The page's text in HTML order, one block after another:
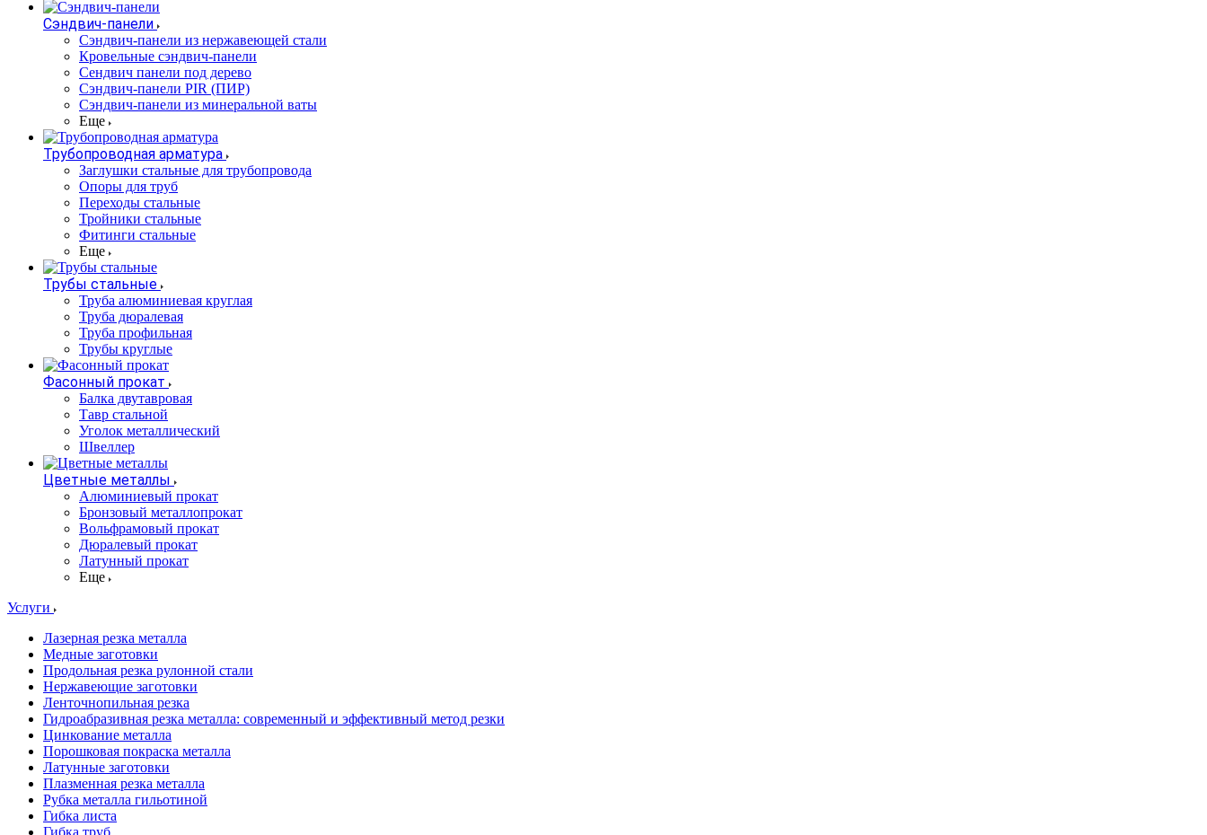
Сэндвич-панели
Cэндвич-панели из нержавеющей стали
Кровельные сэндвич-панели
Сендвич панели под дерево
Сэндвич-панели PIR (ПИР)
Сэндвич-панели из минеральной ваты
Еще
Трубопроводная арматура
Заглушки стальные для трубопровода
Опоры для труб
Переходы стальные
Тройники стальные
Фитинги стальные
Еще
Трубы стальные
Труба алюминиевая круглая
Труба дюралевая
Труба профильная
Трубы круглые
Фасонный прокат
Балка двутавровая
Тавр стальной
Уголок металлический
Швеллер
Цветные металлы
Алюминиевый прокат
Бронзовый металлопрокат
Вольфрамовый прокат
Дюралевый прокат
Латунный прокат
Еще
Услуги
Лазерная резка металла
Медные заготовки
Продольная резка рулонной стали
Нержавеющие заготовки
Ленточнопильная резка
Гидроабразивная резка металла: современный и эффективный метод резки
Цинкование металла
Порошковая покраска металла
Латунные заготовки
Плазменная резка металла
Рубка металла гильотиной
Гибка листа
Гибка труб